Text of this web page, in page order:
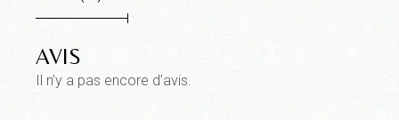
AVIS
Il n’y a pas encore d’avis.